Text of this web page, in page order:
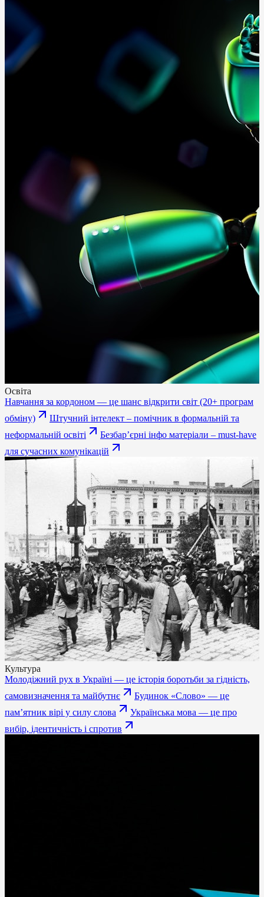
Освіта
Навчання за кордоном — це шанс відкрити світ (20+ програм
обміну)
Штучний інтелект – помічник в формальній та
неформальній освіті
Безбарʼєрні інфо матеріали – must-have
для сучасних комунікацій
Культура
Молодіжний рух в Україні — це історія боротьби за гідність,
самовизначення та майбутнє
Будинок «Слово» — це
памʼятник вірі у силу слова
Українська мова — це про
вибір, ідентичність і спротив